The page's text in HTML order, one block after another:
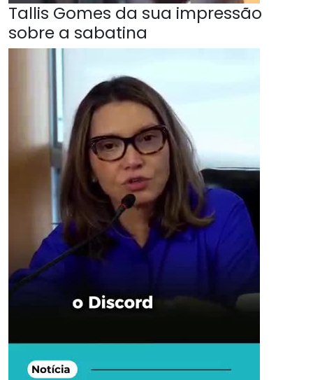
Tallis Gomes da sua impressão
sobre a sabatina